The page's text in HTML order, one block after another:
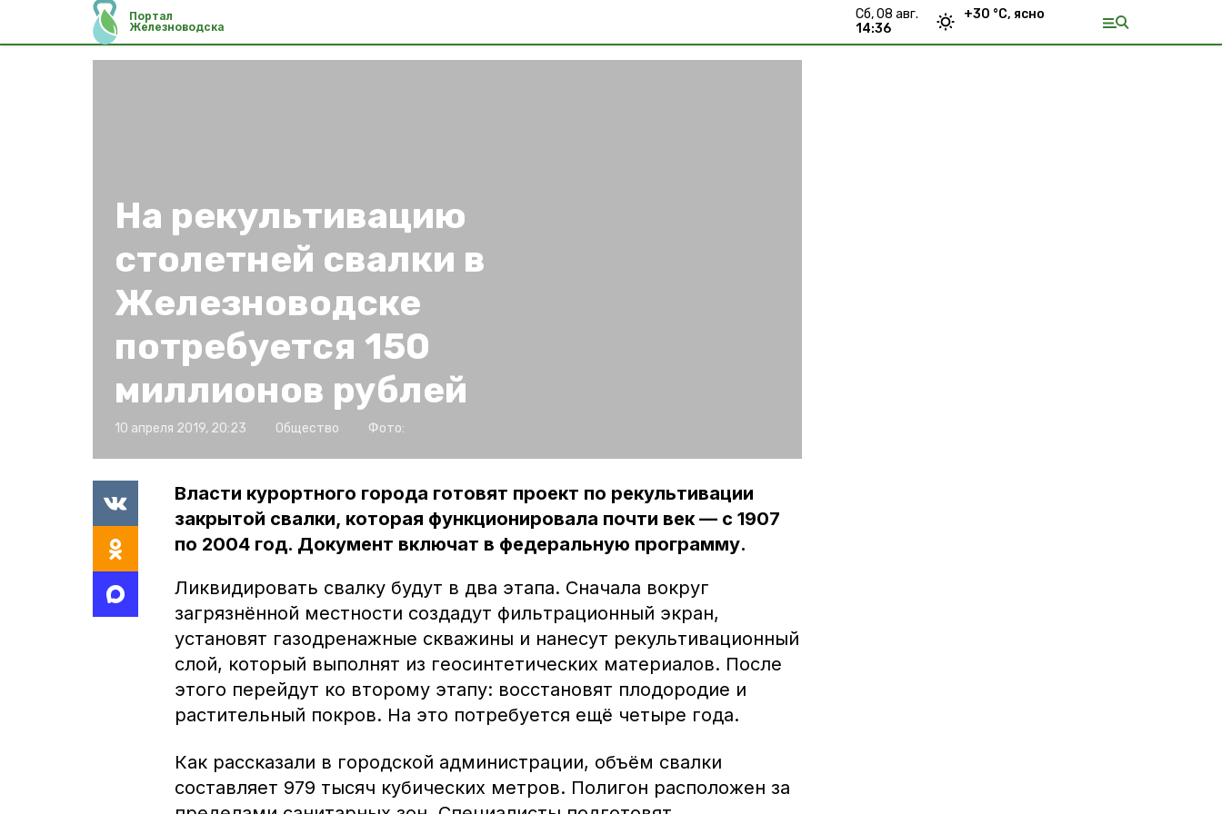
Портал
Железноводска
сб, 08 авг.
14:36
+30 °С, ясно
На рекультивацию
столетней свалки в
Железноводске
потребуется 150
миллионов рублей
10 апреля 2019, 20:23 Общество Фото:
Власти курортного города готовят проект по рекультивации
закрытой свалки, которая функционировала почти век — с 1907
по 2004 год. Документ включат в федеральную программу.
Ликвидировать свалку будут в два этапа. Сначала вокруг
загрязнённой местности создадут фильтрационный экран,
установят газодренажные скважины и нанесут рекультивационный
слой, который выполнят из геосинтетических материалов. После
этого перейдут ко второму этапу: восстановят плодородие и
растительный покров. На это потребуется ещё четыре года.
Как рассказали в городской администрации, объём свалки
составляет 979 тысяч кубических метров. Полигон расположен за